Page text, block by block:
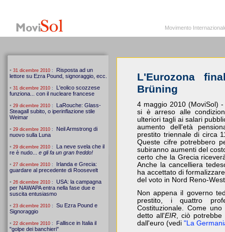
Movimento
L'Eurozona
Brüning
4 maggio 2010 (MoviSol)
si è arreso alle
ulteriori tagli ai salari
aumento dell'età
prestito triennale di circa
Queste cifre potrebbero
subiranno aumenti del
certo che la Grecia
Anche la cancelliera
ha accettato di
del voto in Nord Reno-
Non appena il governo
prestito, i quattro
Costituzionale. Come
detto all'EIR, ciò potrebbe
dall'euro (vedi "La